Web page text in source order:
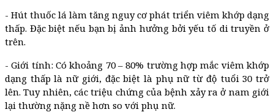
- Hút thuốc lá làm tăng nguy cơ phát triển viêm khớp dạng
thấp. Đặc biệt nếu bạn bị ảnh hưởng bởi yếu tố di truyền ở
trên.
- Giới tính: Có khoảng 70 – 80% trường hợp mắc viêm khớp
dạng thấp là nữ giới, đặc biệt là phụ nữ từ độ tuổi 30 trở
lên. Tuy nhiên, các triệu chứng của bệnh xảy ra ở nam giới
lại thường nặng nề hơn so với phụ nữ.